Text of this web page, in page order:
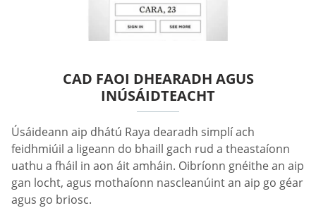
CAD FAOI DHEARADH AGUS
INÚSÁIDTEACHT
Úsáideann aip dhátú Raya dearadh simplí ach
feidhmiúil a ligeann do bhaill gach rud a theastaíonn
uathu a fháil in aon áit amháin. Oibríonn gnéithe an aip
gan locht, agus mothaíonn nascleanúint an aip go géar
agus go briosc.